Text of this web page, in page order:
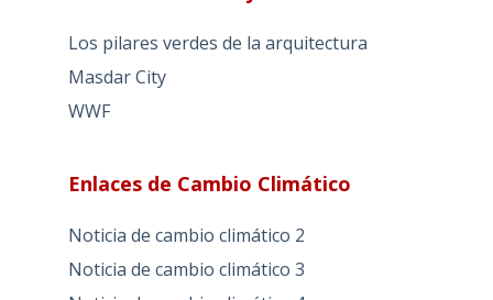
Los pilares verdes de la arquitectura
Masdar City
WWF
Enlaces de Cambio Climático
Noticia de cambio climático 2
Noticia de cambio climático 3